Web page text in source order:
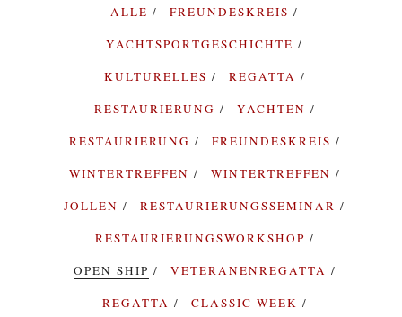
ALLE
FREUNDESKREIS
YACHTSPORTGESCHICHTE
KULTURELLES
REGATTA
RESTAURIERUNG
YACHTEN
RESTAURIERUNG
FREUNDESKREIS
WINTERTREFFEN
WINTERTREFFEN
JOLLEN
RESTAURIERUNGSSEMINAR
RESTAURIERUNGSWORKSHOP
OPEN SHIP
VETERANENREGATTA
REGATTA
CLASSIC WEEK